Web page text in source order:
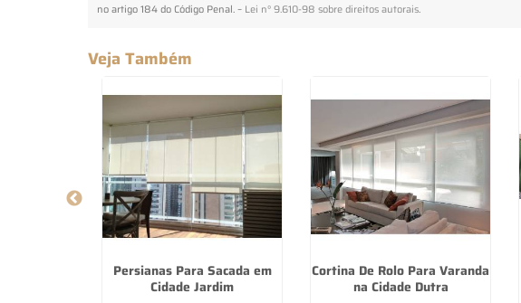
no artigo 184 do Código Penal. – Lei n° 9.610-98 sobre direitos autorais.
Veja Também
Persianas Para Sacada em
Cidade Jardim
Cortina De Rolo Para Varanda
na Cidade Dutra